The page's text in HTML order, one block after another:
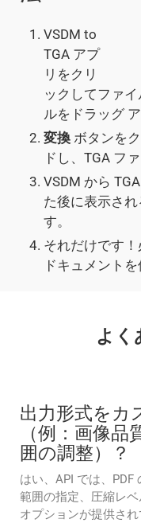
VSDM to
TGA アプ
リをクリ
ックしてファ
ルをドラッグ
変換 ボタンを
ドし、TGA フ
VSDM から
た後に表示さ
す。
それだけです
ドキュメントを
よく
出力形式をカ
（例：画像
囲の調整）？
はい、API では、
範囲の指定、圧縮レ
オプションが提供さ